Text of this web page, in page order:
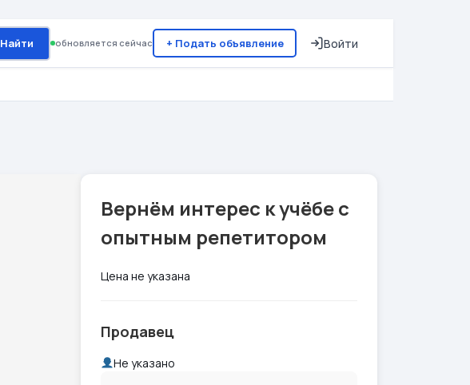
Найти обновляется сейчас + Подать объявление Войти
Вернём интерес к учёбе с
опытным репетитором
Цена не указана
Продавец
Не указано